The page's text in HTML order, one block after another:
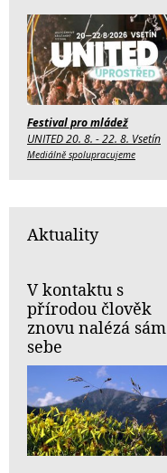
Festival pro mládež
UNITED 20. 8. - 22. 8. Vsetín
Mediálně spolupracujeme
Aktuality
V kontaktu s
přírodou člověk
znovu nalézá sám
sebe